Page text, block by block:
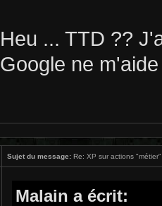
Heu ... TTD ??
Google ne
Sujet du message: Re: XP sur actions
Malain a écrit: